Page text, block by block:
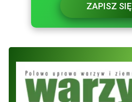
ZAPISZ SIĘ